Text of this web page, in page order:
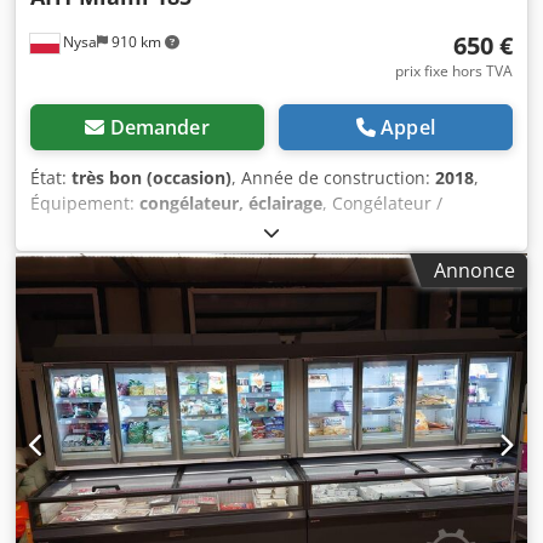
Nysa 910 km 650 €
prix fixe hors TVA
Demander Appel
État: très bon (occasion), Année de construction: 2018,
Équipement: congélateur, éclairage, Congélateur /
Surgélateur AHT MIAMI 185 AD (U) R290 Machine
d'occasion - très bon état - testée et entièrement
fonctionnelle. AD - Appareil semi-automatique de
dégivrage RÉFRIGÉRANT - R290 Refroidissement : +3°C à
+15°C Congélation : -18°C à -23°C Éclairage intérieur LED
AHT brillant pour une présentation de produit encore plus
attrayante Particularité : prêt à brancher Les frais de
transport dépendent du poids, du volume et surtout de la
distance. Lors de votre demande de renseignements, les
informations suivantes sont importantes : l'adresse de
livraison (code postal et nom de la ville). Toutefois, des
informations supplémentaires nécessitent un entretien
téléphonique. Veuillez donc nous contacter par téléphone
Annonce